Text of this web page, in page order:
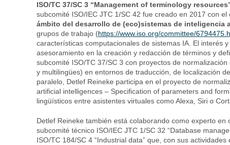
ISO/TC 37/SC 3 “Management of terminology
subcomité ISO/IEC JTC 1/SC 42 fue creado en 2017 con el
ámbito del desarrollo de (eco)sistemas de inteligencia
grupos de trabajo (https://www.iso.org/committee/
características computacionales de sistemas IA. El interés
asesoramiento en la creación y redacción de términos y
subcomité ISO/TC 37/SC 3 con proyectos de
y multilingües) en entornos de traducción, de localización
paralelo, Detlef Reineke participa en el proyecto de
artificial intelligences – Specification of parameters and
lingüísticos entre asistentes virtuales como Alexa, Siri o
Detlef Reineke también está colaborando como experto en
subcomité técnico ISO/IEC JTC 1/SC 32 “Database
ISO/TC 184/SC 4 “Industrial data” que, con sus